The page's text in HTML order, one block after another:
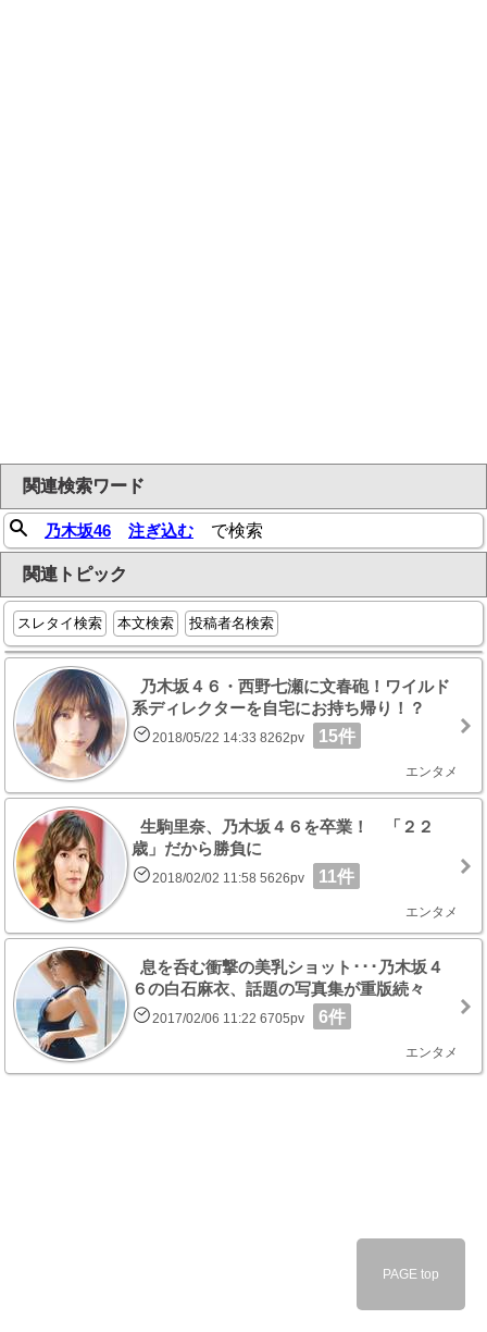
関連検索ワード
乃木坂46 注ぎ込む で検索
関連トピック
スレタイ検索 本文検索 投稿者名検索
乃木坂４６・西野七瀬に文春砲！ワイルド
系ディレクターを自宅にお持ち帰り！？
2018/05/22 14:33 8262pv 15件
エンタメ
生駒里奈、乃木坂４６を卒業！ 「２２
歳」だから勝負に
2018/02/02 11:58 5626pv 11件
エンタメ
息を呑む衝撃の美乳ショット･･･乃木坂４
６の白石麻衣、話題の写真集が重版続々
2017/02/06 11:22 6705pv 6件
エンタメ
PAGE top